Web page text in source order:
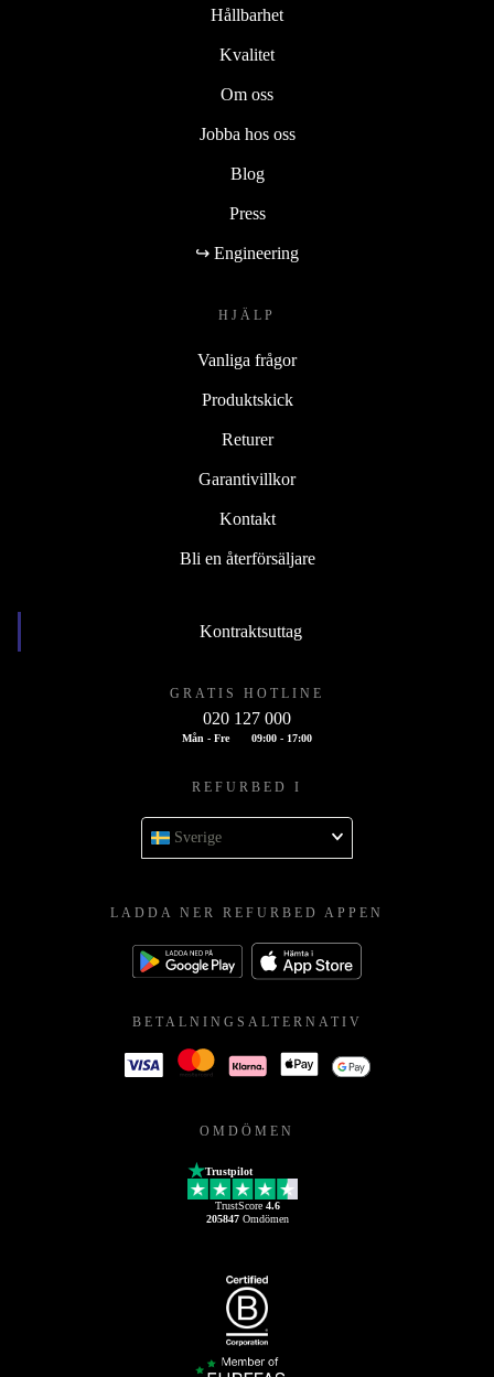
Hållbarhet
Kvalitet
Om oss
Jobba hos oss
Blog
Press
↪ Engineering
HJÄLP
Vanliga frågor
Produktskick
Returer
Garantivillkor
Kontakt
Bli en återförsäljare
Kontraktsuttag
GRATIS HOTLINE
020 127 000
Mån - Fre 09:00 - 17:00
REFURBED I
Sverige
LADDA NER REFURBED APPEN
BETALNINGSALTERNATIV
OMDÖMEN
Trustpilot
TrustScore 4.6
205847Omdömen